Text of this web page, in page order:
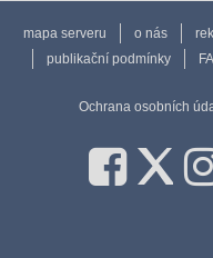
mapa serveru o nás
publikační podmínky
Ochrana osobních